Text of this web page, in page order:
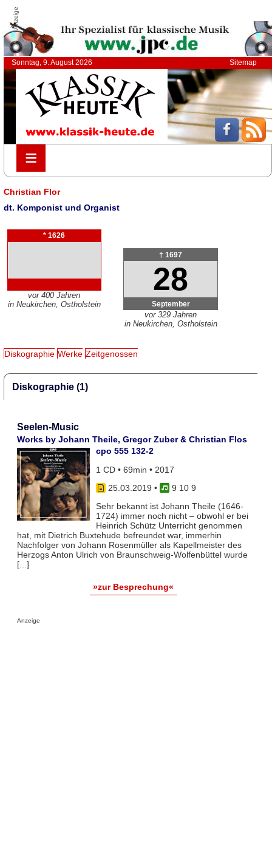
Anzeige
Sonntag, 9. August 2026 Sitemap
≡
≡
Christian Flor
dt. Komponist und Organist
* 1626
vor 400 Jahren
in Neukirchen, Ostholstein
† 1697
28
September
vor 329 Jahren
in Neukirchen, Ostholstein
Diskographie Werke Zeitgenossen
Diskographie (1)
Seelen-Music
Works by Johann Theile, Gregor Zuber & Christian Flos
cpo 555 132-2
1 CD • 69min • 2017
25.03.2019 •
9 10 9
Sehr bekannt ist Johann Theile (1646-
1724) immer noch nicht – obwohl er bei
Heinrich Schütz Unterricht genommen
hat, mit Dietrich Buxtehude befreundet war, immerhin
Nachfolger von Johann Rosenmüller als Kapellmeister des
Herzogs Anton Ulrich von Braunschweig-Wolfenbüttel wurde
[...]
»zur Besprechung«
Anzeige